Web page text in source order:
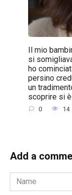
Il mio
si
ho
persino
un
scoprire si
0 14
Add a
Name
*